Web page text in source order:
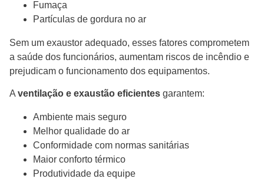
Fumaça
Partículas de gordura no ar
Sem um exaustor adequado, esses fatores comprometem
a saúde dos funcionários, aumentam riscos de incêndio e
prejudicam o funcionamento dos equipamentos.
A ventilação e exaustão eficientes garantem:
Ambiente mais seguro
Melhor qualidade do ar
Conformidade com normas sanitárias
Maior conforto térmico
Produtividade da equipe